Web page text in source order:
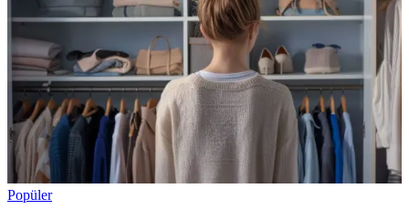
Popüler